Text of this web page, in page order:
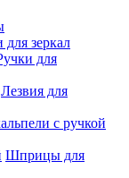
для зеркал
для
Лезвия для
с ручкой
Шприцы для